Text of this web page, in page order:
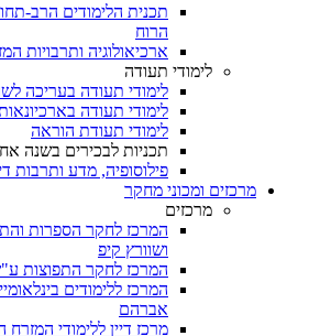
תכנית הלימודים הרב-
הרוח
ארכיאולוגיה ותרבויות
לימודי תעודה
לימודי תעודה בעריכה
לימודי תעודה
לימודי תעודת הוראה
תכניות לבכירים בשנה
פילוסופיה, מדע ותרבות
מרכזים ומכוני מחקר
מרכזים
המרכז לחקר הספרות
ושוורץ קיפ
המרכז לחקר התפוצות ע"ש
המרכז ללימודים
אברהם
מרכז דיין ללימודי המזרח